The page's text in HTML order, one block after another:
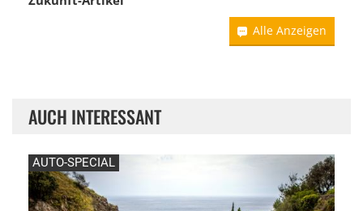
Alle Anzeigen
AUCH INTERESSANT
AUTO-SPECIAL